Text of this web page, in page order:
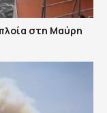
στη Μαύρη